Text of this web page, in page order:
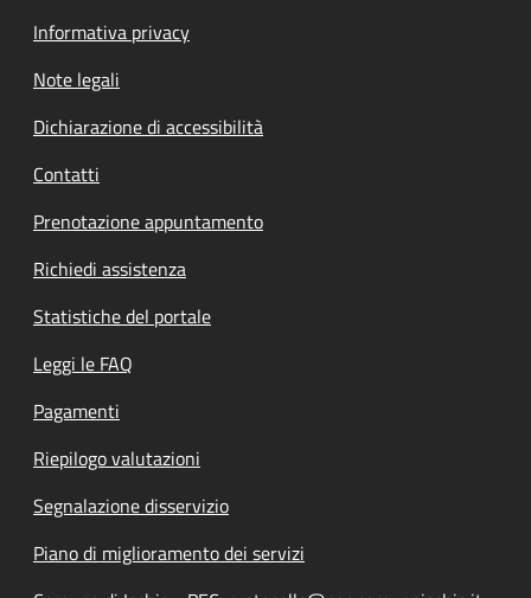
Informativa privacy
Note legali
Dichiarazione di accessibilità
Contatti
Prenotazione appuntamento
Richiedi assistenza
Statistiche del portale
Leggi le FAQ
Pagamenti
Riepilogo valutazioni
Segnalazione disservizio
Piano di miglioramento dei servizi